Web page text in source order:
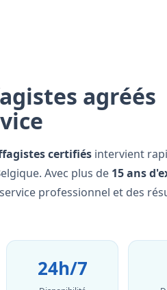
agréés
certifiés intervient
Avec plus de 15 ans
professionnel et des
24h/7